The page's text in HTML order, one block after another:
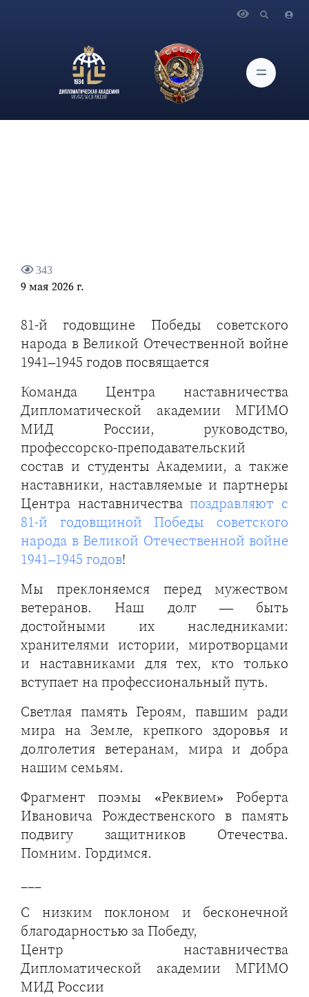
Отечественной войне 1941–1945 годов посвящается
343
9 мая 2026 г.
81-й годовщине Победы советского
народа в Великой Отечественной войне
1941–1945 годов посвящается
Команда Центра наставничества
Дипломатической академии МГИМО
МИД России, руководство,
профессорско-преподавательский
состав и студенты Академии, а также
наставники, наставляемые и партнеры
Центра наставничества поздравляют с
81-й годовщиной Победы советского
народа в Великой Отечественной войне
1941–1945 годов!
Мы преклоняемся перед мужеством
ветеранов. Наш долг — быть
достойными их наследниками:
хранителями истории, миротворцами
и наставниками для тех, кто только
вступает на профессиональный путь.
Светлая память Героям, павшим ради
мира на Земле, крепкого здоровья и
долголетия ветеранам, мира и добра
нашим семьям.
Фрагмент поэмы «Реквием» Роберта
Ивановича Рождественского в память
подвигу защитников Отечества.
Помним. Гордимся.
___
С низким поклоном и бесконечной
благодарностью за Победу,
Центр наставничества
Дипломатической академии МГИМО
МИД России